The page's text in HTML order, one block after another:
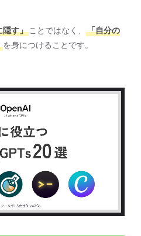
隠す」 ことではなく、
「自分の
を身につけることです。